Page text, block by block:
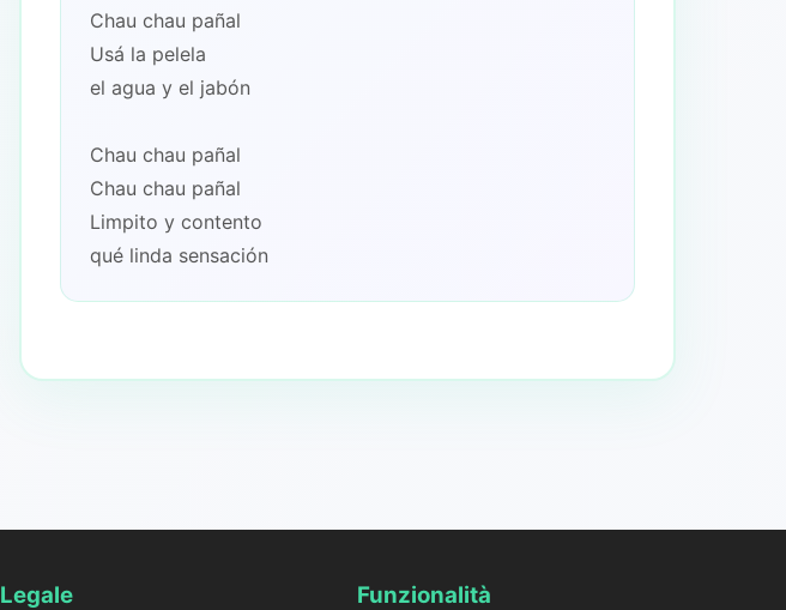
Chau chau pañal
Usá la pelela
el agua y el jabón
Chau chau pañal
Chau chau pañal
Limpito y contento
qué linda sensación
Legale Funzionalità